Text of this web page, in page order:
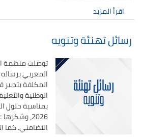
اقرأ المزيد
رسائل تهنئة وتنويه
توصلت منظمة
المغربي
المكلفة بتدبير
الوطنية
بمناسبة حلول
2026،
التضامني. كما